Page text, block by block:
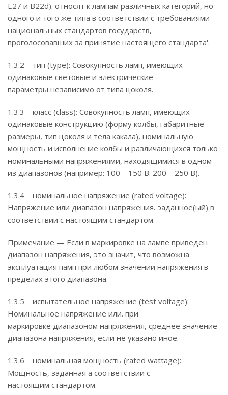
Е27 и B22d). относят к лампам различных категорий, но
одного и того же типа в соответствии с требованиями
национальных стандартов государств,
проголосовавших за принятие настоящего стандарта'.
1.3.2 тип (type): Совокупность ламп, имеющих
одинаковые световые и электрические
параметры независимо от типа цоколя.
1.3.3 класс (class): Совокупность ламп, имеющих
одинаковые конструкцию (форму колбы, габаритные
размеры, тип цоколя и тела какала), номинальную
мощность и исполнение колбы и различающихся только
номинальными напряжениями, находящимися в одном
из диапазонов (например: 100—150 В: 200—250 В).
1.3.4 номинальное напряжение (rated voltage):
Напряжение или диапазон напряжения. эаданное(ый) в
соответствии с настоящим стандартом.
Примечание — Если в маркировке на лампе приведен
диапазон напряжения, это значит, что возможна
эксплуатация памп при любом значении напряжения в
пределах этого диапазона.
1.3.5 испытательное напряжение (test voltage):
Номинальное напряжение или. при
маркировке диапазоном напряжения, среднее значение
диапазона напряжения, если не указано иное.
1.3.6 номинальная мощность (rated wattage):
Мощность, заданная а соответствии с
настоящим стандартом.